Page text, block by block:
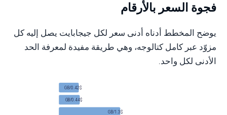
فجوة السعر بالأرقام
يوضح المخطط أدناه أدنى سعر لكل جيجابايت يصل إليه كل
مزوّد عبر كامل كتالوجه، وهي طريقة مفيدة لمعرفة الحد
الأدنى لكل واحد.
0.42$/GB
0.44$/GB
1.3$/GB